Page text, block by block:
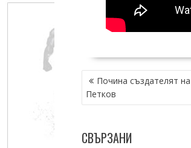
POST
NAVIGATION
Почина създателят
Петков
СВЪРЗАНИ